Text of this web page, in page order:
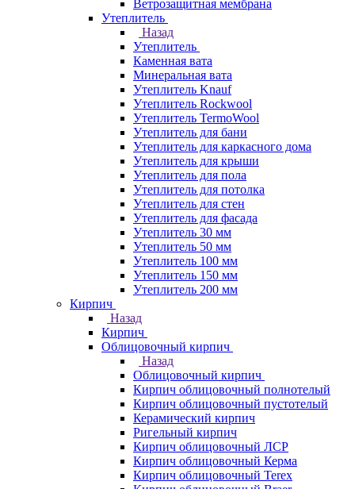
Ветрозащитная мембрана
Утеплитель
Назад
Утеплитель
Каменная вата
Минеральная вата
Утеплитель Knauf
Утеплитель Rockwool
Утеплитель TermoWool
Утеплитель для бани
Утеплитель для каркасного дома
Утеплитель для крыши
Утеплитель для пола
Утеплитель для потолка
Утеплитель для стен
Утеплитель для фасада
Утеплитель 30 мм
Утеплитель 50 мм
Утеплитель 100 мм
Утеплитель 150 мм
Утеплитель 200 мм
Кирпич
Назад
Кирпич
Облицовочный кирпич
Назад
Облицовочный кирпич
Кирпич облицовочный полнотелый
Кирпич облицовочный пустотелый
Керамический кирпич
Ригельный кирпич
Кирпич облицовочный ЛСР
Кирпич облицовочный Керма
Кирпич облицовочный Terex